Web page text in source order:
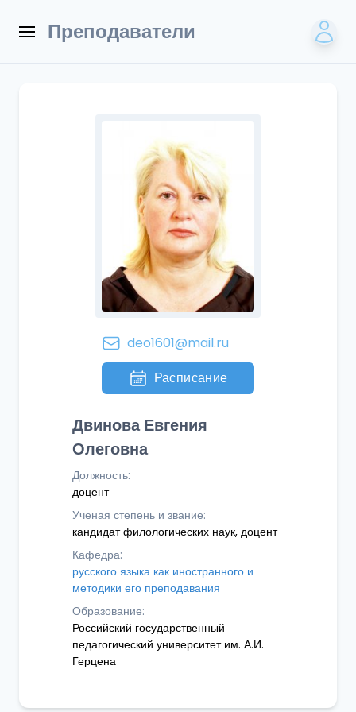
Преподаватели
deo1601@mail.ru
Расписание
Двинова Евгения
Олеговна
Должность:
доцент
Ученая степень и звание:
кандидат филологических наук, доцент
Кафедра:
русского языка как иностранного и
методики его преподавания
Образование:
Российский государственный
педагогический университет им. А.И.
Герцена